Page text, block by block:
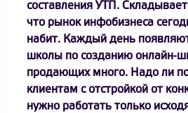
составления УТП.
что рынок инфобизнеса
набит. Каждый день
школы по созданию онлайн-
продающих много. Надо ли
клиентам с отстройкой от
нужно работать только